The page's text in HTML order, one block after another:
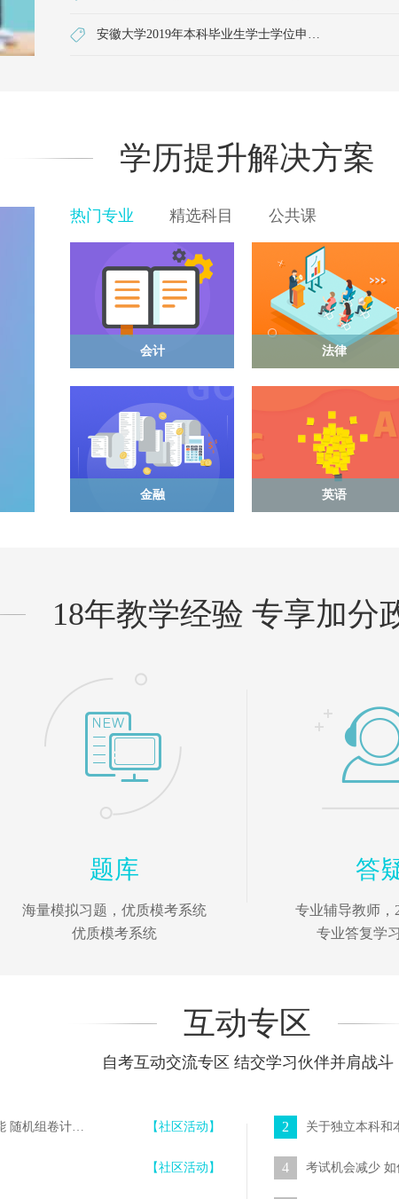
安徽大学2019年本科毕业生学士学位申请工作的通知
学历提升解决方案
热门专业 精选科目 公共课
会计 法律
金融 英语
18年教学经验 专享加分
题库
海量模拟习题，优质模考系统
优质模考系统
答
专业辅导教师，
专业答复学
互动专区
自考互动交流专区 结交学习伙伴并肩战斗
“每日一练”在线测试系统新增【模拟考试】功能 随机组卷计时答题 【社区活动】
【社区活动】
2 关于独立本科和
4 考试机会减少